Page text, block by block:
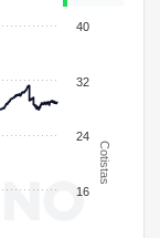
Cotistas
16
24
32
40